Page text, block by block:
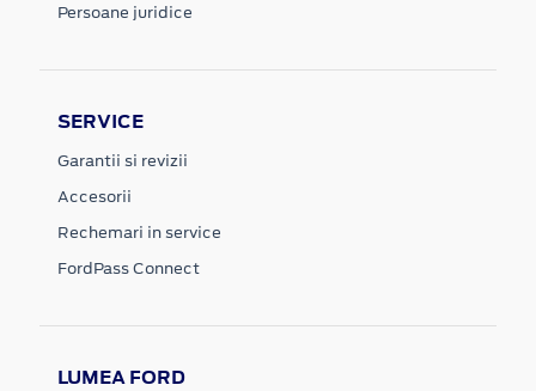
Persoane juridice
SERVICE
Garantii si revizii
Accesorii
Rechemari in service
FordPass Connect
LUMEA FORD